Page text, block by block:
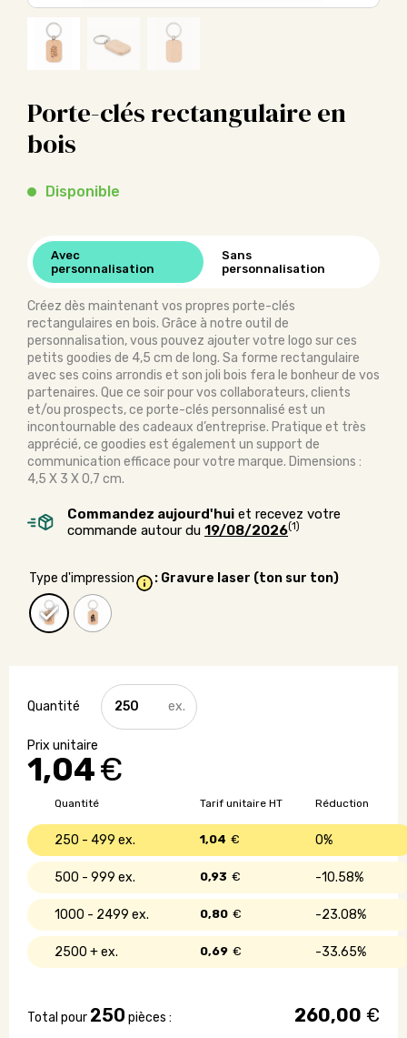
Porte-clés rectangulaire en
bois
Disponible
Avec
personnalisation
Sans
personnalisation
Créez dès maintenant vos propres porte-clés
rectangulaires en bois. Grâce à notre outil de
personnalisation, vous pouvez ajouter votre logo sur ces
petits goodies de 4,5 cm de long. Sa forme rectangulaire
avec ses coins arrondis et son joli bois fera le bonheur de vos
partenaires. Que ce soir pour vos collaborateurs, clients
et/ou prospects, ce porte-clés personnalisé est un
incontournable des cadeaux d’entreprise. Pratique et très
apprécié, ce goodies est également un support de
communication efficace pour votre marque. Dimensions :
4,5 X 3 X 0,7 cm.
Commandez aujourd'hui et recevez votre
commande autour du 19/08/2026(1)
Type d'impression : Gravure laser (ton sur ton)
1,04€
quantité
de
Porte-
rectangulaire
en
Quantité Réduction
Tarif unitaire HT
250 - 499 0%
1,04 €
500 - 999 10.58%
0,93 €
1000 - 2499 23.08%
0,80 €
2500 + 33.65%
0,69 €
Total pour 250 pièces : 260,00 €